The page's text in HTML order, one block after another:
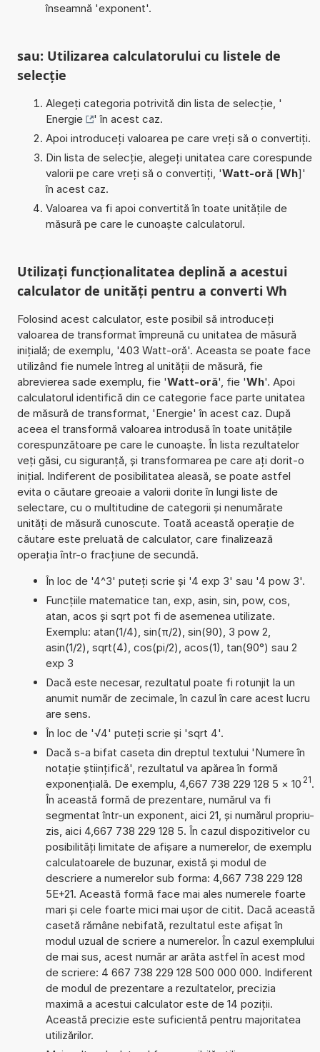
înseamnă 'exponent'.
sau: Utilizarea calculatorului cu listele de
selecție
Alegeți categoria potrivită din lista de selecție, '
Energie
' în acest caz.
Apoi introduceți valoarea pe care vreți să o convertiți.
Din lista de selecție, alegeți unitatea care corespunde
valorii pe care vreți să o convertiți, 'Watt-oră[Wh]'
în acest caz.
Valoarea va fi apoi convertită în toate unitățile de
măsură pe care le cunoaște calculatorul.
Utilizați funcționalitatea deplină a acestui
calculator de unități pentru a converti Wh
Folosind acest calculator, este posibil să introduceți
valoarea de transformat împreună cu unitatea de măsură
inițială; de exemplu, '403 Watt-oră'. Aceasta se poate face
utilizând fie numele întreg al unității de măsură, fie
abrevierea sade exemplu, fie 'Watt-oră', fie 'Wh'. Apoi
calculatorul identifică din ce categorie face parte unitatea
de măsură de transformat, 'Energie' în acest caz. După
aceea el transformă valoarea introdusă în toate unitățile
corespunzătoare pe care le cunoaște. În lista rezultatelor
veți găsi, cu siguranță, și transformarea pe care ați dorit-o
inițial. Indiferent de posibilitatea aleasă, se poate astfel
evita o căutare greoaie a valorii dorite în lungi liste de
selectare, cu o multitudine de categorii și nenumărate
unități de măsură cunoscute. Toată această operație de
căutare este preluată de calculator, care finalizează
operația într-o fracțiune de secundă.
În loc de '4^3' puteți scrie și '4 exp 3' sau '4 pow 3'.
Funcțiile matematice tan, exp, asin, sin, pow, cos,
atan, acos și sqrt pot fi de asemenea utilizate.
Exemplu: atan(1/4), sin(π/2), sin(90), 3 pow 2,
asin(1/2), sqrt(4), cos(pi/2), acos(1), tan(90°) sau 2
exp 3
Dacă este necesar, rezultatul poate fi rotunjit la un
anumit număr de zecimale, în cazul în care acest lucru
are sens.
În loc de '√4' puteți scrie și 'sqrt 4'.
Dacă s-a bifat caseta din dreptul textului 'Numere în
notație științifică', rezultatul va apărea în formă
exponențială. De exemplu, 4,667 738 229 128 5 × 10 21.
În această formă de prezentare, numărul va fi
segmentat într-un exponent, aici 21, și numărul propriu-
zis, aici 4,667 738 229 128 5. În cazul dispozitivelor cu
posibilități limitate de afișare a numerelor, de exemplu
calculatoarele de buzunar, există și modul de
descriere a numerelor sub forma: 4,667 738 229 128
5E+21. Această formă face mai ales numerele foarte
mari și cele foarte mici mai ușor de citit. Dacă această
casetă rămâne nebifată, rezultatul este afișat în
modul uzual de scriere a numerelor. În cazul exemplului
de mai sus, acest număr ar arăta astfel în acest mod
de scriere: 4 667 738 229 128 500 000 000. Indiferent
de modul de prezentare a rezultatelor, precizia
maximă a acestui calculator este de 14 poziții.
Această precizie este suficientă pentru majoritatea
utilizărilor.